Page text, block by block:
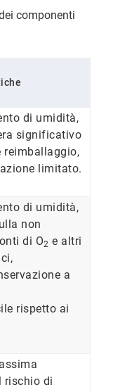
componenti
di umidità,
significativo
reimballaggio,
limitato.
di umidità,
non
di O2 e altri
a
rispetto ai
rischio di